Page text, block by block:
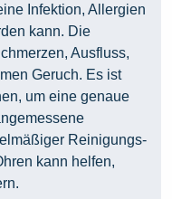
Infektion, Allergien
kann. Die
Ausfluss,
Geruch. Es ist
um eine genaue
Reinigungs-
kann helfen,